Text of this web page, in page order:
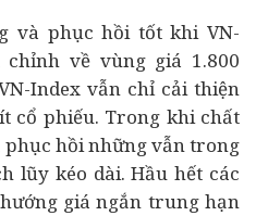
và phục hồi tốt khi VN-
về vùng giá 1.800
Index vẫn chỉ cải thiện
cổ phiếu. Trong khi chất
hồi những vẫn trong
lũy kéo dài. Hầu hết các
giá ngắn trung hạn